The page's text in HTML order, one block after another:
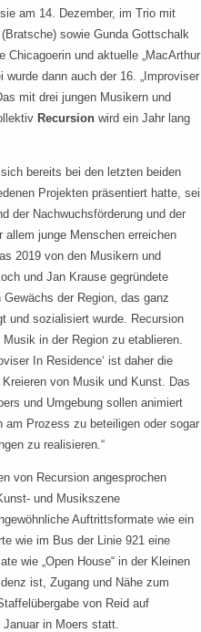
am 14. Dezember, im Trio mit
sowie Gunda Gottschalk
und aktuelle „MacArthur
wurde dann auch der 16. „Improviser
mit drei jungen Musikern und
Recursion wird ein Jahr lang
bereits bei den letzten beiden
Projekten präsentiert hatte, sei
der Nachwuchsförderung und der
allem junge Menschen erreichen
2019 von den Musikern und
und Jan Krause gegründete
der Region, das ganz
und sozialisiert wurde. Recursion
in der Region zu etablieren.
In Residence‘ ist daher die
von Musik und Kunst. Das
und Umgebung sollen animiert
Prozess zu beteiligen oder sogar
zu realisieren.“
von Recursion angesprochen
und Musikszene
Auftrittsformate wie ein
wie im Bus der Linie 921 eine
wie „Open House“ in der Kleinen
ist, Zugang und Nähe zum
von Reid auf
in Moers statt.